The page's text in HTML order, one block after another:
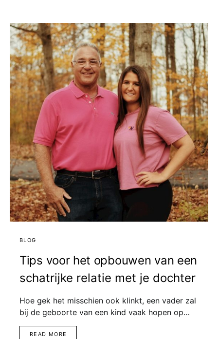
BLOG
Tips voor het opbouwen van een
schatrijke relatie met je dochter
Hoe gek het misschien ook klinkt, een vader zal
bij de geboorte van een kind vaak hopen op…
READ MORE